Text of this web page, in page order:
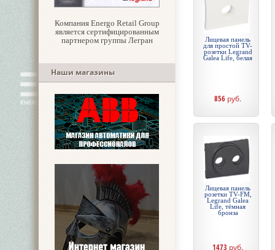
Компания Energo Retail Group
является сертифицированным
партнером группы Легран
Наши магазины
Лицевая панель
для простой TV-
розетки Legrand
Galea Life, белая
856 руб.
Лицевая панель
розетки TV-FM,
Legrand Galea
Life, тёмная
бронза
1473 руб.